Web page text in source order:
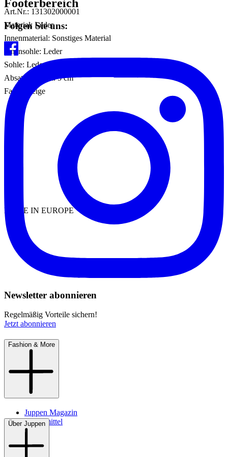
Art.Nr.: 131302000001
Material: Leder
Innenmaterial: Sonstiges Material
Innensohle: Leder
Sohle: Leder
Absatzhöhe: ca. 5 cm
Farbe: Beige
MADE IN EUROPE
Footerbereich
Folgen Sie uns:
Newsletter abonnieren
Regelmäßig Vorteile sichern!
Jetzt abonnieren
Fashion & More
Juppen Magazin
Pflegemittel
Über Juppen